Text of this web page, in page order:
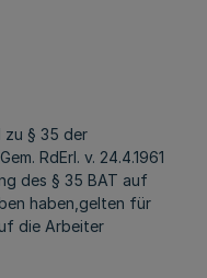
zu § 35 der
RdErl. v. 24.4.1961
des § 35 BAT auf
haben,gelten für
die Arbeiter